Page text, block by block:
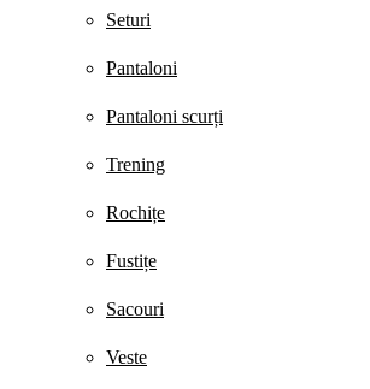
Seturi
Pantaloni
Pantaloni scurți
Trening
Rochițe
Fustițe
Sacouri
Veste